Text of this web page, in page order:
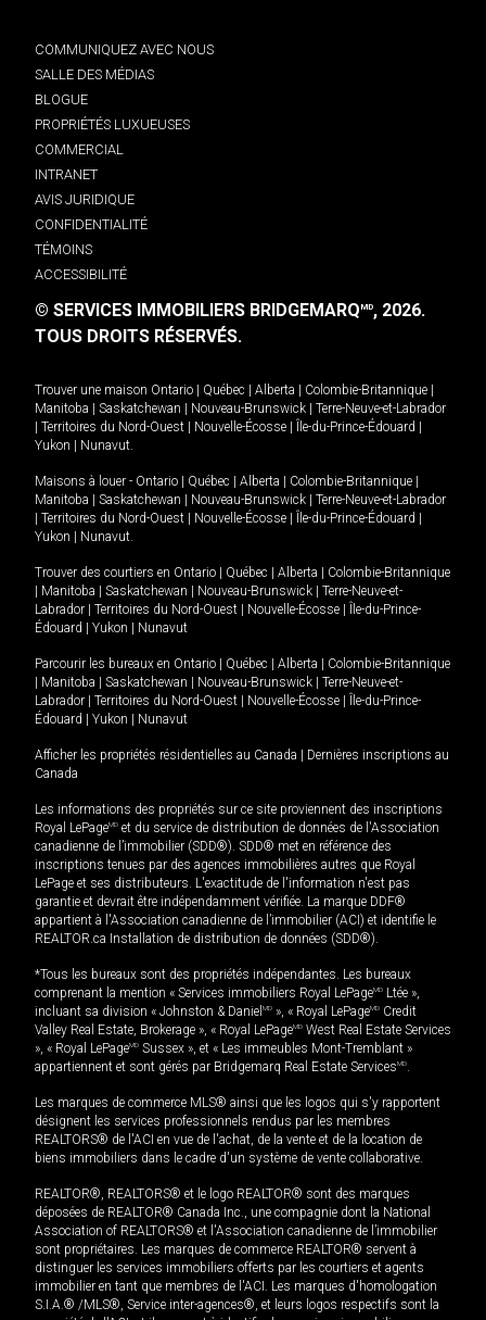
COMMUNIQUEZ AVEC NOUS
SALLE DES MÉDIAS
BLOGUE
PROPRIÉTÉS LUXUEUSES
COMMERCIAL
INTRANET
AVIS JURIDIQUE
CONFIDENTIALITÉ
TÉMOINS
ACCESSIBILITÉ
© SERVICES IMMOBILIERS BRIDGEMARQMD, 2026.
TOUS DROITS RÉSERVÉS.
Trouver une maison Ontario Québec Alberta Colombie-Britannique
Manitoba
Saskatchewan Nouveau-Brunswick
Terre-Neuve-et-Labrador
Territoires du Nord-Ouest Nouvelle-Écosse Île-du-Prince-Édouard
Yukon
Nunavut.
Maisons à louer - Ontario Québec Alberta Colombie-Britannique
Manitoba
Saskatchewan Nouveau-Brunswick
Terre-Neuve-et-Labrador
Territoires du Nord-Ouest Nouvelle-Écosse Île-du-Prince-Édouard
Yukon
Nunavut.
Trouver des courtiers en Ontario Québec Alberta
Colombie-Britannique
Manitoba Saskatchewan Nouveau-Brunswick
Terre-Neuve-et-
Labrador
Territoires du Nord-Ouest Nouvelle-Écosse
Île-du-Prince-
Édouard
Yukon Nunavut
Parcourir les bureaux en Ontario Québec Alberta
Colombie-Britannique
Manitoba Saskatchewan Nouveau-Brunswick
Terre-Neuve-et-
Labrador
Territoires du Nord-Ouest Nouvelle-Écosse
Île-du-Prince-
Édouard
Yukon Nunavut
Afficher les propriétés résidentielles au Canada
Dernières inscriptions au
Canada
Les informations des propriétés sur ce site proviennent des inscriptions
Royal LePageMD et du service de distribution de données de l'Association
canadienne de l’immobilier (SDD®). SDD® met en référence des
inscriptions tenues par des agences immobilières autres que Royal
LePage et ses distributeurs. L'exactitude de l'information n'est pas
garantie et devrait être indépendamment vérifiée. La marque DDF®
appartient à l'Association canadienne de l’immobilier (ACI) et identifie le
REALTOR.ca Installation de distribution de données (SDD®).
*Tous les bureaux sont des propriétés indépendantes. Les bureaux
comprenant la mention « Services immobiliers Royal LePageMD Ltée »,
incluant sa division « Johnston & Daniel MD », « Royal LePageMD Credit
Valley Real Estate, Brokerage », « Royal LePageMD West Real Estate Services
», « Royal LePageMD Sussex », et « Les immeubles Mont-Tremblant »
appartiennent et sont gérés par Bridgemarq Real Estate ServicesMD.
Les marques de commerce MLS® ainsi que les logos qui s'y rapportent
désignent les services professionnels rendus par les membres
REALTORS® de l'ACI en vue de l'achat, de la vente et de la location de
biens immobiliers dans le cadre d'un système de vente collaborative.
REALTOR®, REALTORS® et le logo REALTOR® sont des marques
déposées de REALTOR® Canada Inc., une compagnie dont la National
Association of REALTORS® et l'Association canadienne de l’immobilier
sont propriétaires. Les marques de commerce REALTOR® servent à
distinguer les services immobiliers offerts par les courtiers et agents
immobilier en tant que membres de l'ACI. Les marques d'homologation
S.I.A.® /MLS®, Service inter-agences®, et leurs logos respectifs sont la